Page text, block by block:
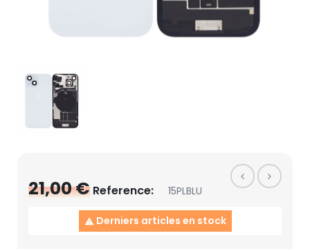
21,00 € Reference: 15PLBLU
 Derniers articles en stock